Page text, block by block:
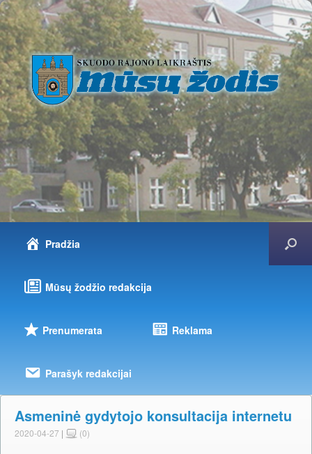
Pradžia
Mūsų žodžio redakcija
Prenumerata Reklama
Parašyk redakcijai
Asmeninė gydytojo konsultacija internetu
2020-04-27 | (0)